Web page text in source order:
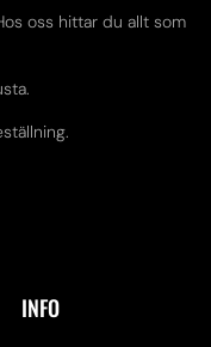
oss hittar du allt som
INFO